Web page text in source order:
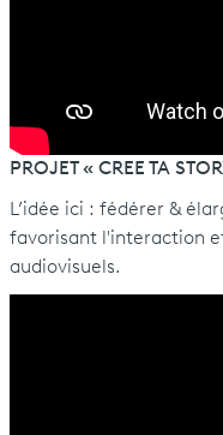
PROJET « CREE TA
L’idée ici : fédérer &
favorisant l'interaction
audiovisuels.